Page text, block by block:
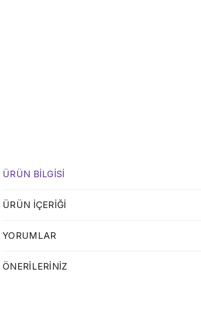
ÜRÜN BILGISI
ÜRÜN İÇERIĞI
YORUMLAR
ÖNERILERINIZ